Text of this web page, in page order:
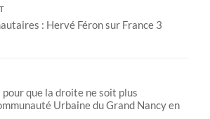
: Hervé Féron sur France 3
que la droite ne soit plus
Urbaine du Grand Nancy en